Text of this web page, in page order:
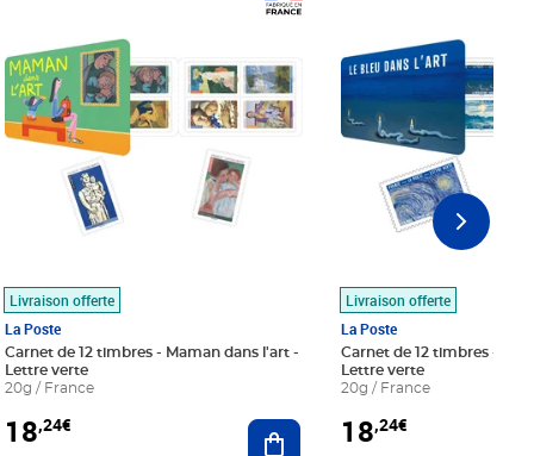
au panier
Livraison offerte
La Poste
Carnet de 12 timbres - Maman dans l'art -
Lettre verte
20g / France
18,24€ Ajouter au panier
Livraison offerte
La Poste
Carnet de 12 timbres - Le
Lettre verte
20g / France
18,24€